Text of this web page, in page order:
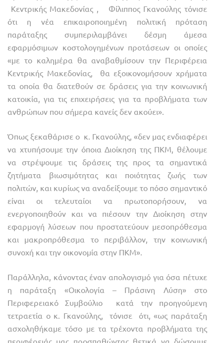
Κεντρικής Μακεδονίας , Φίλιππος Γκανούλης τόνισε
ότι η νέα επικαιροποιημένη πολιτική πρόταση
παράταξης συμπεριλαμβάνει δέσμη άμεσα
εφαρμόσιμων κοστολογημένων προτάσεων οι οποίες
«με το καλημέρα θα αναβαθμίσουν την Περιφέρεια
Κεντρικής Μακεδονίας, θα εξοικονομήσουν χρήματα
τα οποία θα διατεθούν σε δράσεις για την κοινωνική
κατοικία, για τις επιχειρήσεις για τα προβλήματα των
ανθρώπων που σήμερα κανείς δεν ακούει».
Όπως ξεκαθάρισε ο κ. Γκανούλης, «δεν μας ενδιαφέρει
να χτυπήσουμε την όποια Διοίκηση της ΠΚΜ, θέλουμε
να στρέψουμε τις δράσεις της προς τα σημαντικά
ζητήματα βιωσιμότητας και ποιότητας ζωής των
πολιτών, και κυρίως να αναδείξουμε το πόσο σημαντικό
είναι οι τελευταίοι να πρωτοπορήσουν, να
ενεργοποιηθούν και να πιέσουν την Διοίκηση στην
εφαρμογή λύσεων που προστατεύουν μεσοπρόθεσμα
και μακροπρόθεσμα το περιβάλλον, την κοινωνική
συνοχή και την οικονομία στην ΠΚΜ».
Παράλληλα, κάνοντας έναν απολογισμό για όσα πέτυχε
η παράταξη «Οικολογία – Πράσινη Λύση» στο
Περιφερειακό Συμβούλιο κατά την προηγούμενη
τετραετία ο κ. Γκανούλης, τόνισε ότι, «ως παράταξη
ασχοληθήκαμε τόσο με τα τρέχοντα προβλήματα της
περιφέρειάς μας προσπαθώντας θετικά να δώσουμε